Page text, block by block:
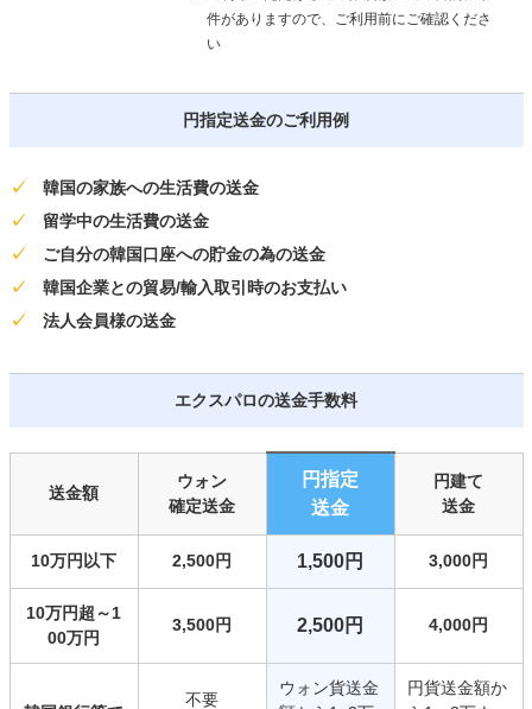
件がありますので、ご利用前にご確認くださ
い
円指定送金のご利用例
✓ 韓国の家族への生活費の送金
✓ 留学中の生活費の送金
✓ ご自分の韓国口座への貯金の為の送金
✓ 韓国企業との貿易/輸入取引時のお支払い
✓ 法人会員様の送金
エクスパロの送金手数料
送金額
ウォン
確定送金
円指定
送金
円建て
送金
10万円以下 2,500円 1,500円 3,000円
10万円超～1
00万円
3,500円 2,500円 4,000円
不要
ウォン貨送金
円貨送金額か